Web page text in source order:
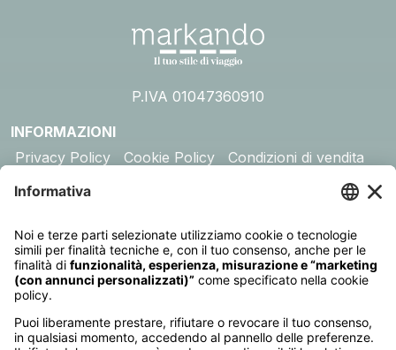
P.IVA 01047360910
INFORMAZIONI
Privacy Policy
Cookie Policy Condizioni di vendita
Assicurazione
DESTINAZIONI
Australia
Cambogia Canada Egitto Emirati Arabi